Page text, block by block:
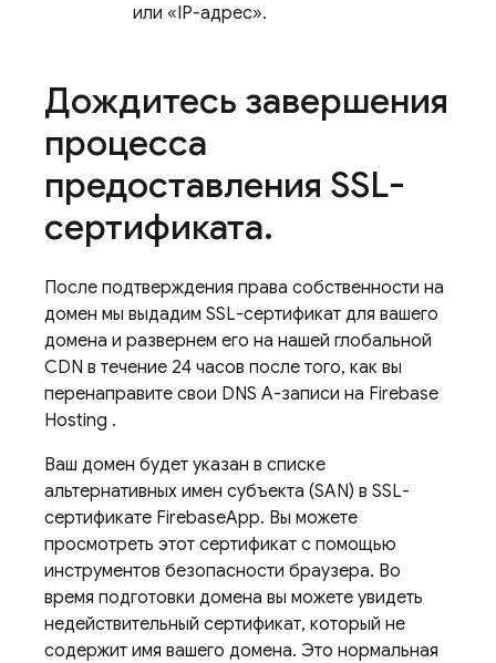
или «IP-адрес».
Дождитесь завершения
процесса
предоставления SSL-
сертификата.
После подтверждения права собственности на
домен мы выдадим SSL-сертификат для вашего
домена и развернем его на нашей глобальной
CDN в течение 24 часов после того, как вы
перенаправите свои DNS A-записи на Firebase
Hosting .
Ваш домен будет указан в списке
альтернативных имен субъекта (SAN) в SSL-
сертификате FirebaseApp. Вы можете
просмотреть этот сертификат с помощью
инструментов безопасности браузера. Во
время подготовки домена вы можете увидеть
недействительный сертификат, который не
содержит имя вашего домена. Это нормальная